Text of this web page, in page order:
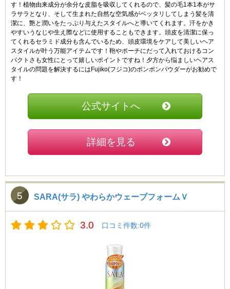
す！植物由来成分が余分な皮脂を吸収してくれるので、髪の毛1本1本がサ
ラサラとなり、そして生まれた自然な空気感がベッタリしてしまう髪を清
潔に、艶と潤いをたっぷり与えたスタイルへと導いてくれます。汗をかき
やすいうなじや生え際などに使用することもできます。頭皮を清潔に保っ
てくれるセラミド成分も含んでいるため、頭皮環境をケアして美しいヘア
スタイルが叶う万能アイテムです！鞄やポーチにだって入れておけるコン
パクトさも女性にとって嬉しいポイントですね！夕方から悩ましいヘアス
タイルの問題を解決するにはFujiko(フジコ)のポンポンパウダーがお勧めで
す！
公式サイトへ
詳細を見る
5 SARA(サラ) やわらかウェーブフォームＶ
3.0 口コミ件数:0件